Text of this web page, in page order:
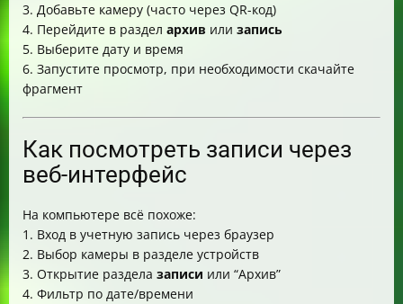
3. Добавьте камеру (часто через QR-код)
4. Перейдите в раздел архив или запись
5. Выберите дату и время
6. Запустите просмотр, при необходимости скачайте
фрагмент
Как посмотреть записи через
веб-интерфейс
На компьютере всё похоже:
1. Вход в учетную запись через браузер
2. Выбор камеры в разделе устройств
3. Открытие раздела записи или “Архив”
4. Фильтр по дате/времени